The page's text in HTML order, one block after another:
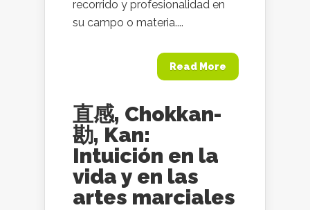
recorrido y profesionalidad en
su campo o materia....
Read More
直感, Chokkan-
勘, Kan:
Intuición en la
vida y en las
artes marciales